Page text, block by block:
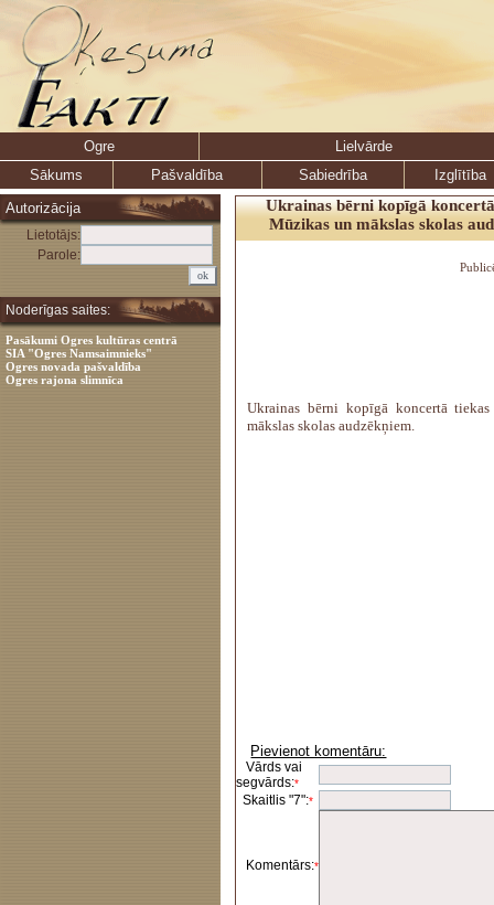
Ogre
Lielvārde
Sākums
Pašvaldība Sabiedrība
Izglītība
Autorizācija
Lietotājs:
Parole:
Noderīgas saites:
Pasākumi Ogres kultūras centrā
SIA "Ogres Namsaimnieks"
Ogres novada pašvaldība
Ogres rajona slimnīca
Ukrainas bērni kopīgā
Mūzikas un mākslas skolas
Ukrainas bērni kopīgā koncertā
mākslas skolas audzēkņiem.
Pievienot komentāru:
Vārds vai
segvārds:*
Skaitlis "7":*
Komentārs:*